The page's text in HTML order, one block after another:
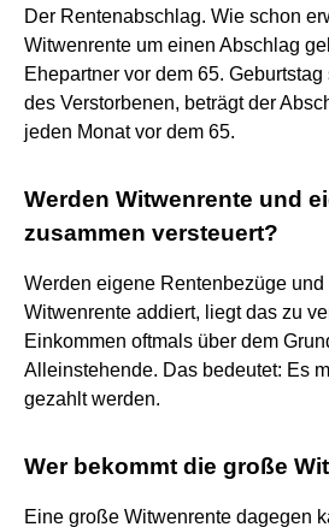
Der Rentenabschlag. Wie schon
Witwenrente um einen Abschlag
Ehepartner vor dem 65. Geburtstag
des Verstorbenen, beträgt der
jeden Monat vor dem 65.
Werden Witwenrente und
zusammen versteuert?
Werden eigene Rentenbezüge
Witwenrente addiert, liegt das zu
Einkommen oftmals über dem
Alleinstehende. Das bedeutet: Es
gezahlt werden.
Wer bekommt die große
Eine große Witwenrente dagegen